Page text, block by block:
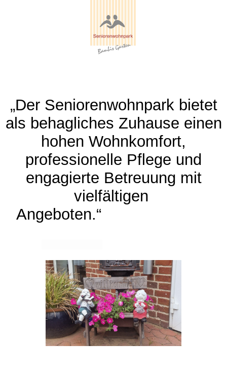
„Der Seniorenwohnpark bietet
als behagliches Zuhause einen
hohen Wohnkomfort,
professionelle Pflege und
engagierte Betreuung mit
vielfältigen
Angeboten.“